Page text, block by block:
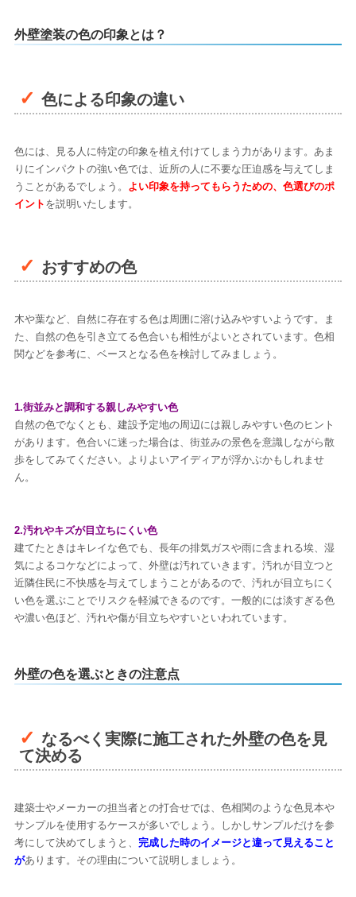
外壁塗装の色の印象とは？
色による印象の違い
色には、見る人に特定の印象を植え付けてしまう力があります。あま
りにインパクトの強い色では、近所の人に不要な圧迫感を与えてしま
うことがあるでしょう。
よい印象を持ってもらうための、色選びのポ
イント を説明いたします。
おすすめの色
木や葉など、自然に存在する色は周囲に溶け込みやすいようです。ま
た、自然の色を引き立てる色合いも相性がよいとされています。色相
関などを参考に、ベースとなる色を検討してみましょう。
1.街並みと調和する親しみやすい色
自然の色でなくとも、建設予定地の周辺には親しみやすい色のヒント
があります。色合いに迷った場合は、街並みの景色を意識しながら散
歩をしてみてください。よりよいアイディアが浮かぶかもしれませ
ん。
2.汚れやキズが目立ちにくい色
建てたときはキレイな色でも、長年の排気ガスや雨に含まれる埃、湿
気によるコケなどによって、外壁は汚れていきます。汚れが目立つと
近隣住民に不快感を与えてしまうことがあるので、汚れが目立ちにく
い色を選ぶことでリスクを軽減できるのです。一般的には淡すぎる色
や濃い色ほど、汚れや傷が目立ちやすいといわれています。
外壁の色を選ぶときの注意点
なるべく実際に施工された外壁の色を見
て決める
建築士やメーカーの担当者との打合せでは、色相関のような色見本や
サンプルを使用するケースが多いでしょう。しかしサンプルだけを参
考にして決めてしまうと、 完成した時のイメージと違って見えること
があります。その理由について説明しましょう。